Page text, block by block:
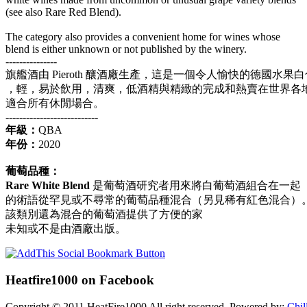
(see also Rare Red Blend).
The category also provides a convenient home for wines whose
blend is either unknown or not published by the winery.
---------------
旗艦酒由 Pieroth 釀酒廠生產，這是一個令人愉快的德國水果
，輕，易於飲用，清爽，低酒精與精緻的完成和熱賣在世界各
適合所有休閒場合。
---------------------------
年級： QBA
年份： 2020
葡萄品種 ：
Rare White Blend 是葡萄酒研究者用來將白葡萄酒組合在一起
的術語從罕見或不尋常的葡萄品種混合（另見稀有紅色混合）。
該類別還為混合的葡萄酒提供了方便的家
未知或不是由酒廠出版。
Heatfire1000 on Facebook